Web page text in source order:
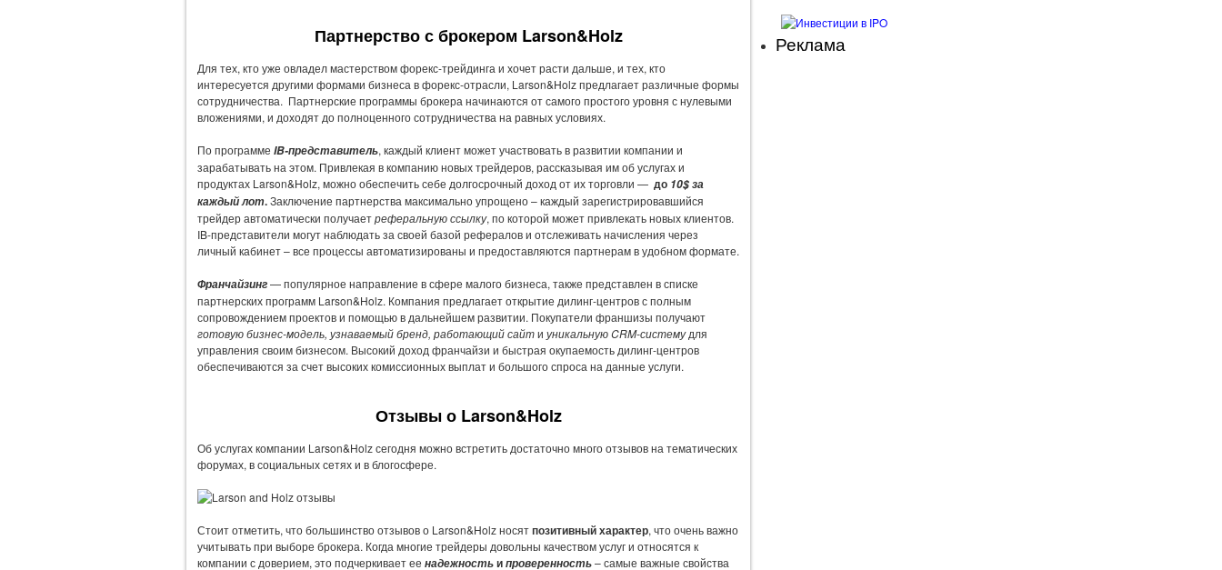
Партнерство с брокером Larson&Holz
Для тех, кто уже овладел мастерством форекс-трейдинга и хочет расти дальше, и тех, кто
интересуется другими формами бизнеса в форекс-отрасли, Larson&Holz предлагает различные формы
сотрудничества. Партнерские программы брокера начинаются от самого простого уровня с нулевыми
вложениями, и доходят до полноценного сотрудничества на равных условиях.
По программе IB-представитель, каждый клиент может участвовать в развитии компании и
зарабатывать на этом. Привлекая в компанию новых трейдеров, рассказывая им об услугах и
продуктах Larson&Holz, можно обеспечить себе долгосрочный доход от их торговли — до 10$ за
каждый лот.Заключение партнерства максимально упрощено – каждый зарегистрировавшийся
трейдер автоматически получаетреферальную ссылку, по которой может привлекать новых клиентов.
IB-представители могут наблюдать за своей базой рефералов и отслеживать начисления через
личный кабинет – все процессы автоматизированы и предоставляются партнерам в удобном формате.
Франчайзинг— популярное направление в сфере малого бизнеса, также представлен в списке
партнерских программ Larson&Holz. Компания предлагает открытие дилинг-центров с полным
сопровождением проектов и помощью в дальнейшем развитии. Покупатели франшизы получают
готовую бизнес-модель, узнаваемый бренд, работающий сайти уникальную CRM-системудля
управления своим бизнесом. Высокий доход франчайзи и быстрая окупаемость дилинг-центров
обеспечиваются за счет высоких комиссионных выплат и большого спроса на данные услуги.
Отзывы о Larson&Holz
Об услугах компании Larson&Holz сегодня можно встретить достаточно много отзывов на тематических
форумах, в социальных сетях и в блогосфере.
Стоит отметить, что большинство отзывов о Larson&Holz носятпозитивный характер, что очень важно
учитывать при выборе брокера. Когда многие трейдеры довольны качеством услуг и относятся к
компании с доверием, это подчеркивает ее надежностьипроверенность– самые важные свойства
Реклама